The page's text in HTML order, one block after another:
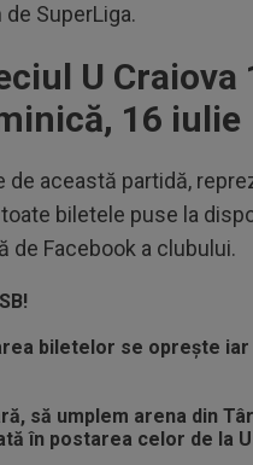
SuperLiga.
U Craiova
16 iulie
această partidă,
biletele puse la
de Facebook a clubului.
biletelor se oprește
să umplem arena din
în postarea celor de la